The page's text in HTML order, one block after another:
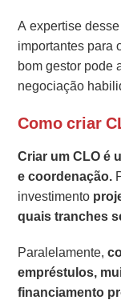
A expertise
importantes para
bom gestor pode
negociação
Como criar
Criar um CLO é
e coordenação.
investimento
quais tranches
Paralelamente,
empréstulos,
financiamento